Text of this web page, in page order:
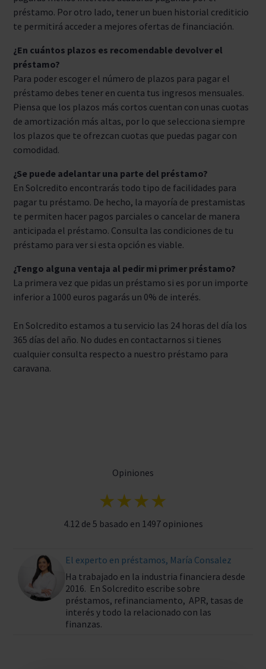
préstamo. Por otro lado, tener un buen historial crediticio
te permitirá acceder a mejores ofertas de financiación.
¿En cuántos plazos es recomendable devolver el
préstamo?
Para poder escoger el número de plazos para pagar el
préstamo debes tener en cuenta tus ingresos mensuales.
Piensa que los plazos más cortos cuentan con unas cuotas
de amortización más altas, por lo que selecciona siempre
los plazos que te ofrezcan cuotas que puedas pagar con
comodidad.
¿Se puede adelantar una parte del préstamo?
En Solcredito encontrarás todo tipo de facilidades para
pagar tu préstamo. De hecho, la mayoría de prestamistas
te permiten hacer pagos parciales o cancelar de manera
anticipada el préstamo. Consulta las condiciones de tu
préstamo para ver si esta opción es viable.
¿Tengo alguna ventaja al pedir mi primer préstamo?
La primera vez que pidas un préstamo si es por un importe
inferior a 1000 euros pagarás un 0% de interés.
En Solcredito estamos a tu servicio las 24 horas del día los
365 días del año. No dudes en contactarnos si tienes
cualquier consulta respecto a nuestro préstamo para
caravana.
Opiniones
★★★★
4.12 de 5 basado en 1497 opiniones
El experto en préstamos, María Consalez
Ha trabajado en la industria financiera desde
2016. En Solcredito escribe sobre
préstamos, refinanciamento, APR, tasas de
interés y todo la relacionado con las
finanzas.